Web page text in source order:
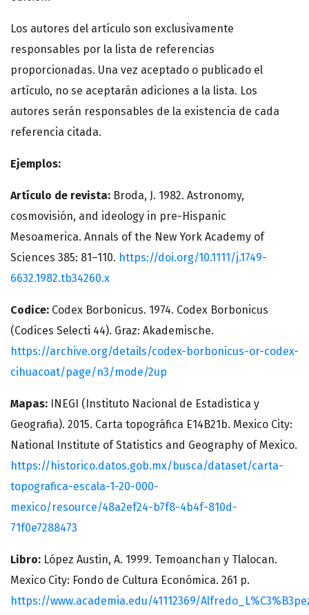
Los autores del artículo son exclusivamente
responsables por la lista de referencias
proporcionadas. Una vez aceptado o publicado el
artículo, no se aceptarán adiciones a la lista. Los
autores serán responsables de la existencia de cada
referencia citada.
Ejemplos:
Artículo de revista: Broda, J. 1982. Astronomy,
cosmovisión, and ideology in pre-Hispanic
Mesoamerica. Annals of the New York Academy of
Sciences 385: 81–110. https://doi.org/10.1111/j.1749-
6632.1982.tb34260.x
Codice: Codex Borbonicus. 1974. Codex Borbonicus
(Codices Selecti 44). Graz: Akademische.
https://archive.org/details/codex-borbonicus-or-codex-
cihuacoat/page/n3/mode/2up
Mapas: INEGI (Instituto Nacional de Estadistica y
Geografia). 2015. Carta topográfica E14B21b. Mexico City:
National Institute of Statistics and Geography of Mexico.
https://historico.datos.gob.mx/busca/dataset/carta-
topografica-escala-1-20-000-
mexico/resource/48a2ef24-b7f8-4b4f-810d-
71f0e7288473
Libro: López Austin, A. 1999. Temoanchan y Tlalocan.
Mexico City: Fondo de Cultura Económica. 261 p.
https://www.academia.edu/41112369/